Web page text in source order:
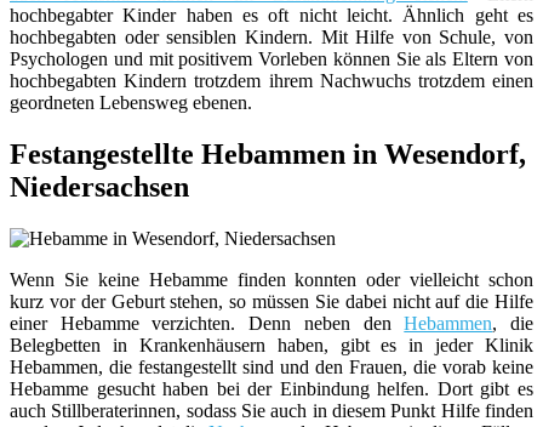
hochbegabter Kinder haben es oft nicht leicht. Ähnlich geht es
hochbegabten oder sensiblen Kindern. Mit Hilfe von Schule, von
Psychologen und mit positivem Vorleben können Sie als Eltern von
hochbegabten Kindern trotzdem ihrem Nachwuchs trotzdem einen
geordneten Lebensweg ebenen.
Festangestellte Hebammen in Wesendorf,
Niedersachsen
Wenn Sie keine Hebamme finden konnten oder vielleicht schon
kurz vor der Geburt stehen, so müssen Sie dabei nicht auf die Hilfe
einer Hebamme verzichten. Denn neben denHebammen, die
Belegbetten in Krankenhäusern haben, gibt es in jeder Klinik
Hebammen, die festangestellt sind und den Frauen, die vorab keine
Hebamme gesucht haben bei der Einbindung helfen. Dort gibt es
auch Stillberaterinnen, sodass Sie auch in diesem Punkt Hilfe finden